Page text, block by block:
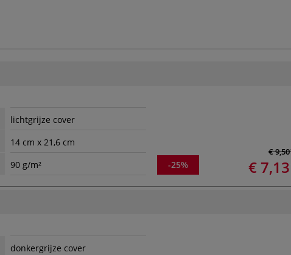
lichtgrijze cover
14 cm x 21,6 cm
90 g/m²
€ 9,50
€ 7,13
-25%
donkergrijze cover